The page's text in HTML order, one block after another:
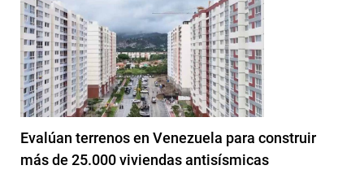
Evalúan terrenos en Venezuela para construir
más de 25.000 viviendas antisísmicas